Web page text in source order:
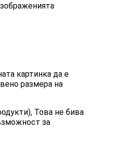
картинка да е
размера на
), Това не бива
за